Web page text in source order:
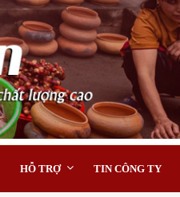
HỖ TRỢ TIN CÔNG TY